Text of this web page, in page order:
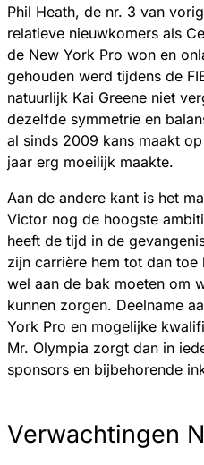
Phil Heath, de nr. 3 van
relatieve nieuwkomers als
de New York Pro won en
gehouden werd tijdens de
natuurlijk Kai Greene niet
dezelfde symmetrie en
al sinds 2009 kans maakt
jaar erg moeilijk maakte.
Aan de andere kant is het
Victor nog de hoogste
heeft de tijd in de
zijn carrière hem tot dan
wel aan de bak moeten om
kunnen zorgen. Deelname
York Pro en mogelijke
Mr. Olympia zorgt dan in
sponsors en bijbehorende
Verwachtingen